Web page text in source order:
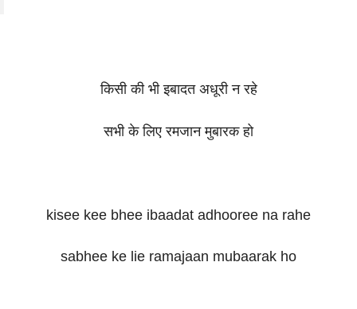
किसी की भी इबादत अधूरी न रहे
सभी के लिए रमजान मुबारक हो
kisee kee bhee ibaadat adhooree na rahe
sabhee ke lie ramajaan mubaarak ho